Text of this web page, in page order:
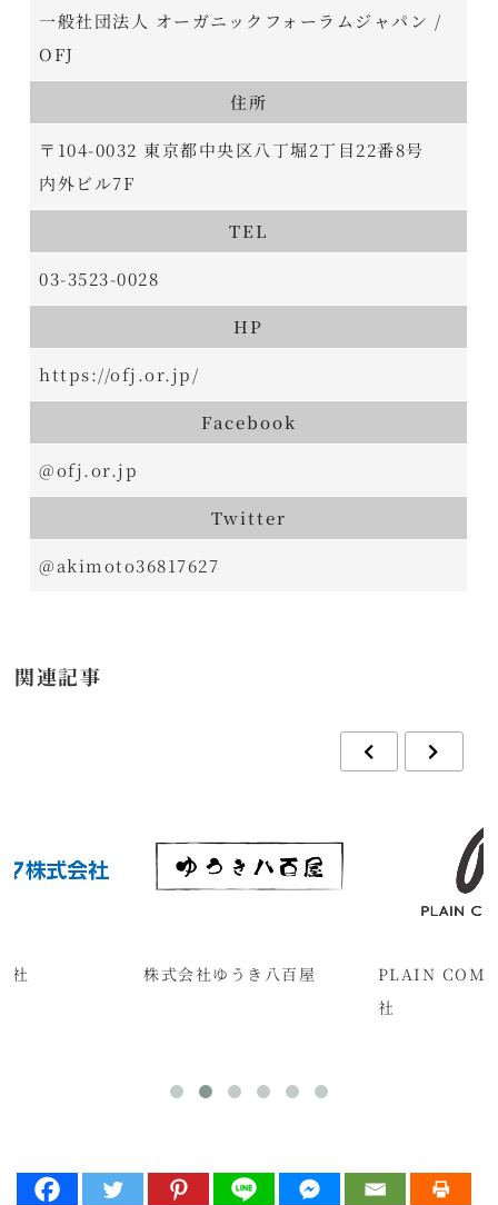
一般社団法人 オーガニックフォーラムジャパン /
OFJ
住所
〒104-0032 東京都中央区八丁堀2丁目22番8号
内外ビル7F
TEL
03-3523-0028
HP
https://ofj.or.jp/
Facebook
@ofj.or.jp
Twitter
@akimoto36817627
関連記事
社 株式会社ゆうき八百屋
PLAIN
社